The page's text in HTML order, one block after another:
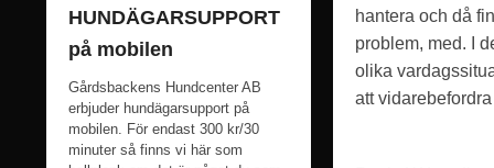
d
e
n
3
n
hantera och då
problem, med. I
olika
att
HUNDÄGARSUPPORT
på mobilen
Gårdsbackens Hundcenter AB
erbjuder hundägarsupport på
mobilen. För endast 300 kr/30
minuter så finns vi här som